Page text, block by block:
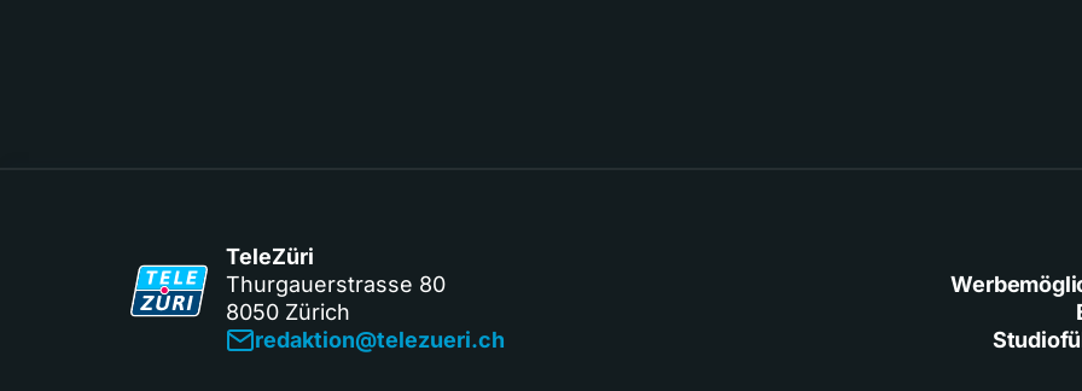
TeleZüri
Thurgauerstrasse 80
8050 Zürich
redaktion@telezueri.ch